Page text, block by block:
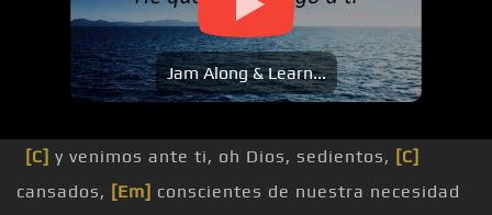
Jam Along & Learn...
[C] y venimos ante ti, oh Dios, sedientos, [C]
cansados, [Em] conscientes de nuestra necesidad